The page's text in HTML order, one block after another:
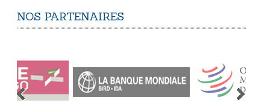
NOS PARTENAIRES